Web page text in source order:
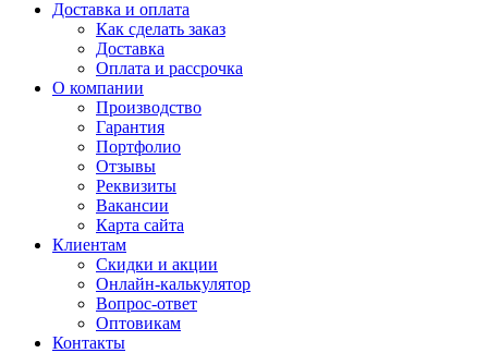
Доставка и оплата
Как сделать заказ
Доставка
Оплата и рассрочка
О компании
Производство
Гарантия
Портфолио
Отзывы
Реквизиты
Вакансии
Карта сайта
Клиентам
Скидки и акции
Онлайн-калькулятор
Вопрос-ответ
Оптовикам
Контакты